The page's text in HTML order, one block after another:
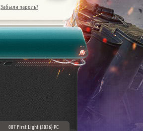
Забыли пароль?
007 First Light (2026) PC
ZERO PARADES: For Dead Spies